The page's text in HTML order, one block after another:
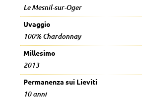
Le Mesnil-sur-Oger
Uvaggio
100% Chardonnay
Millesimo
2013
Permanenza sui Lieviti
10 anni